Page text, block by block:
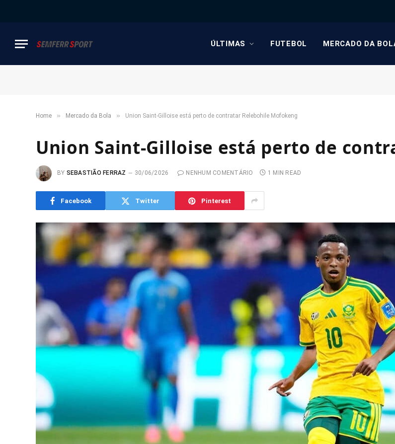
ÚLTIMAS FUTEBOL MERCADO DA
Home » Mercado da Bola » Union Saint-Gilloise está perto de contratar Relebohile Mofokeng
Union Saint-Gilloise está perto de
BY SEBASTIÃO FERRAZ 30/06/2026 NENHUM COMENTÁRIO 1 MIN READ
Facebook Twitter Pinterest